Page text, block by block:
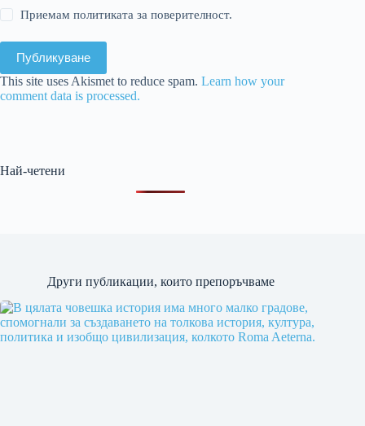
Приемам политиката за поверителност.
Публикуване
This site uses Akismet to reduce spam. Learn how your
comment data is processed.
Най-четени
Други публикации, които препоръчваме